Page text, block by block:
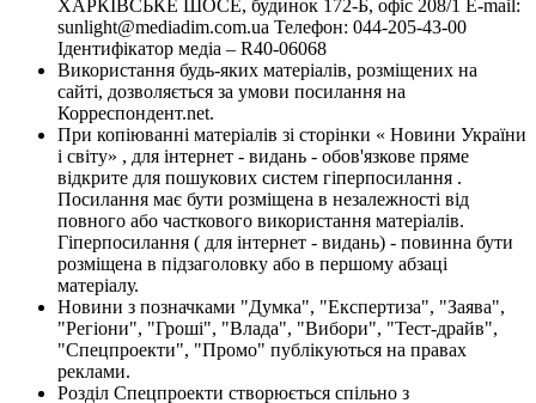
ХАРКІВСЬКЕ ШОСЕ, будинок 172-Б, офіс 208/1 E-mail:
sunlight@mediadim.com.ua Телефон: 044-205-43-00
Ідентифікатор медіа – R40-06068
Використання будь-яких матеріалів, розміщених на
сайті, дозволяється за умови посилання на
Корреспондент.net.
При копіюванні матеріалів зі сторінки « Новини України
і світу» , для інтернет - видань - обов'язкове пряме
відкрите для пошукових систем гіперпосилання .
Посилання має бути розміщена в незалежності від
повного або часткового використання матеріалів.
Гіперпосилання ( для інтернет - видань) - повинна бути
розміщена в підзаголовку або в першому абзаці
матеріалу.
Новини з позначками "Думка", "Експертиза", "Заява",
"Регіони", "Гроші", "Влада", "Вибори", "Тест-драйв",
"Спецпроекти", "Промо" публікуються на правах
реклами.
Розділ Спецпроекти створюється спільно з